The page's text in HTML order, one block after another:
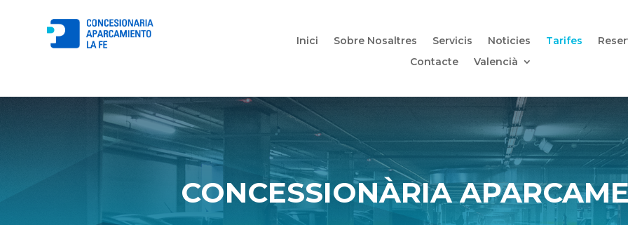
Inici Sobre Nosaltres Servicis Noticies Tarifes
Contacte
Valencià
CONCESSIONÀRIA